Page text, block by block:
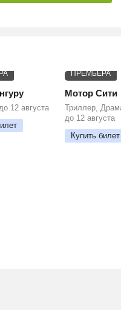
12 августа
ПРЕМЬЕРА
Мотор Сити
Триллер,
до 12 августа
Купить билет